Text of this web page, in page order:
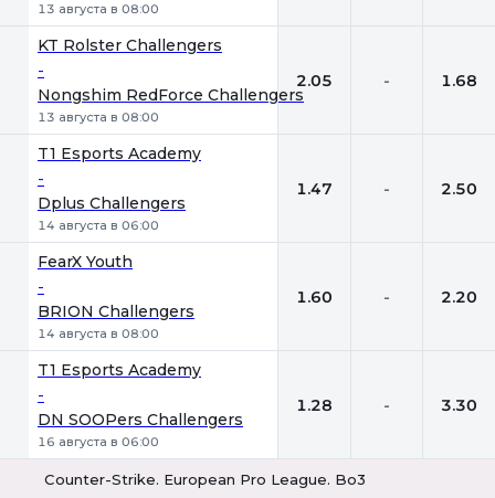
13 августа в 08:00
KT Rolster Challengers
-
Nongshim RedForce Challengers
13 августа в 08:00
2.05 - 1.68
T1 Esports Academy
-
Dplus Challengers
14 августа в 06:00
1.47 - 2.50
FearX Youth
-
BRION Challengers
14 августа в 08:00
1.60 - 2.20
T1 Esports Academy
-
DN SOOPers Challengers
16 августа в 06:00
1.28 - 3.30
Counter-Strike. European Pro League. Bo3